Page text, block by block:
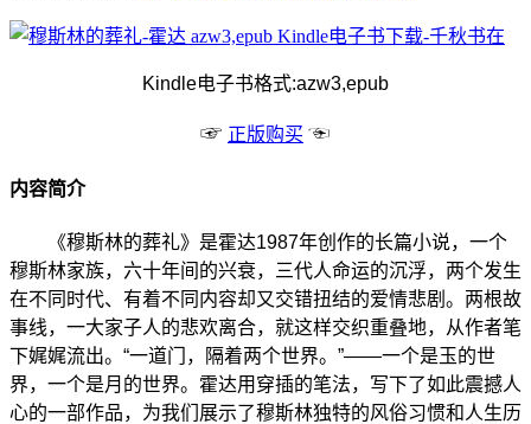
Kindle电子书格式:azw3,epub
☞ 正版购买 ☜
内容简介
《穆斯林的葬礼》是霍达1987年创作的长篇小说，一个
穆斯林家族，六十年间的兴衰，三代人命运的沉浮，两个发生
在不同时代、有着不同内容却又交错扭结的爱情悲剧。两根故
事线，一大家子人的悲欢离合，就这样交织重叠地，从作者笔
下娓娓流出。“一道门，隔着两个世界。”——一个是玉的世
界，一个是月的世界。霍达用穿插的笔法，写下了如此震撼人
心的一部作品，为我们展示了穆斯林独特的风俗习惯和人生历